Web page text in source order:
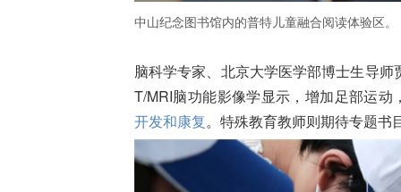
中山纪念图书馆内的普特儿童融合阅读体验区。
脑科学专家、北京大学医学部博士生导师
T/MRI脑功能影像学显示，增加足部运动
开发和康复。特殊教育教师则期待专题书